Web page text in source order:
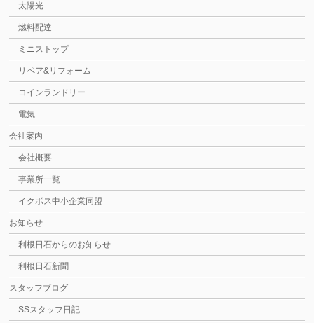
太陽光
燃料配達
ミニストップ
リペア&リフォーム
コインランドリー
電気
会社案内
会社概要
事業所一覧
イクボス中小企業同盟
お知らせ
利根日石からのお知らせ
利根日石新聞
スタッフブログ
SSスタッフ日記